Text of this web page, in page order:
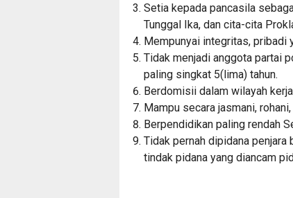
Setia kepada pancasila
Tunggal Ika, dan cita-cita
Mempunyai integritas, pribadi
Tidak menjadi anggota partai
paling singkat 5(lima) tahun.
Berdomisii dalam wilayah
Mampu secara jasmani,
Berpendidikan paling rendah
Tidak pernah dipidana penjara
tindak pidana yang diancam